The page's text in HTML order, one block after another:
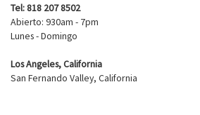
Tel: 818 207 8502
Abierto: 930am - 7pm
Lunes - Domingo
Los Angeles, California
San Fernando Valley, California